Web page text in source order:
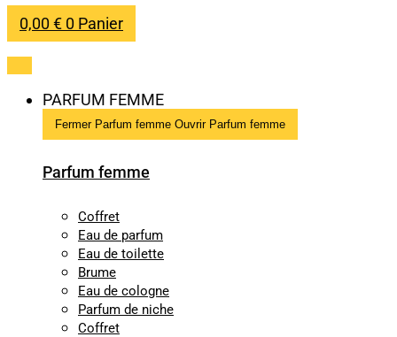
0,00€ 0 Panier
PARFUM FEMME
Fermer Parfum femme Ouvrir Parfum femme
Parfum femme
Coffret
Eau de parfum
Eau de toilette
Brume
Eau de cologne
Parfum de niche
Coffret